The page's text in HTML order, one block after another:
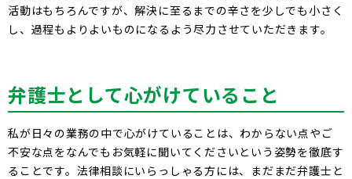
活動はもちろんですが、解決に至るまでの辛さを少しでも小さく
し、過程もよりよいものになるよう尽力させていただきます。
弁護士として心がけていること
私が日々の業務の中で心がけていることは、わからない点やご
不安な点をなんでもお気軽に聞いてくださいという姿勢を徹底す
ることです。法律相談にいらっしゃる方には、まだまだ弁護士と